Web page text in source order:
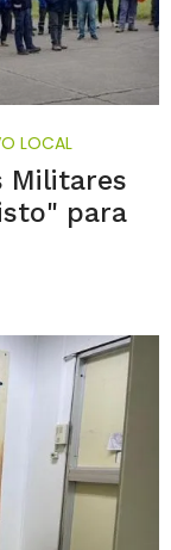
LOCAL
Militares
para